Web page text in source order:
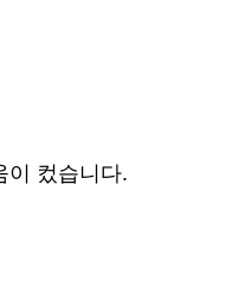
이 컸습니다.